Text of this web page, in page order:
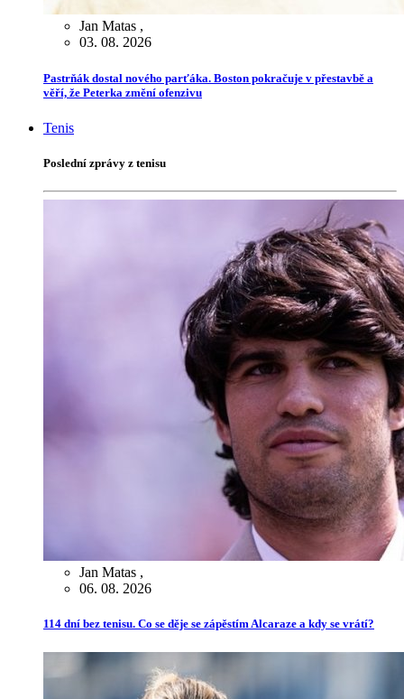
Jan Matas ,
03. 08. 2026
Pastrňák dostal nového parťáka. Boston pokračuje v přestavbě a
věří, že Peterka změní ofenzivu
Tenis
Poslední zprávy z tenisu
Jan Matas ,
06. 08. 2026
114 dní bez tenisu. Co se děje se zápěstím Alcaraze a kdy se vrátí?